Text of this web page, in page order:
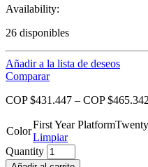
Availability:
26 disponibles
Añadir a la lista de deseos
Comparar
COP $431.447 – COP $465.342
Color
First Year Platform
Limpiar
Quantity